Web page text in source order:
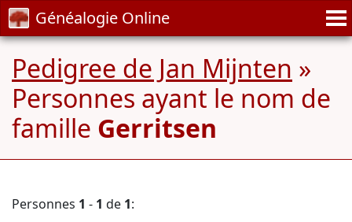
Généalogie Online
Pedigree de Jan Mijnten »
Personnes ayant le nom de
famille Gerritsen
Personnes 1 - 1 de 1: